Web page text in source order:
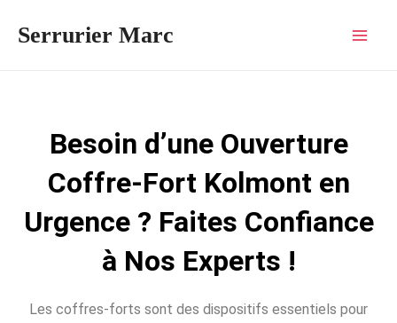
Serrurier Marc
Besoin d’une Ouverture
Coffre-Fort Kolmont en
Urgence ? Faites Confiance
à Nos Experts !
Les coffres-forts sont des dispositifs essentiels pour